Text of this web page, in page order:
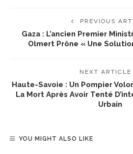
PREVIOUS
Gaza : L’ancien Premier
Olmert Prône « Une
NEXT ARTICLE
Haute-Savoie : Un Pompier
La Mort Après Avoir Tenté
Urbain
YOU MIGHT ALSO LIKE